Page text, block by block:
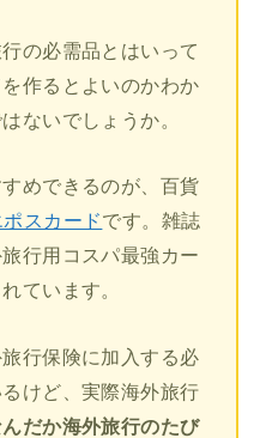
の必需品とはいって
作るとよいのかわか
ないでしょうか。
めできるのが、百貨
ポスカードです。雑誌
行用コスパ最強カー
ています。
行保険に加入する必
けど、実際海外旅行
だか海外旅行のたび